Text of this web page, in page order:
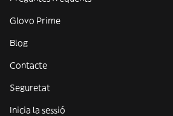
Glovo Prime
Blog
Contacte
Seguretat
Inicia la sessió